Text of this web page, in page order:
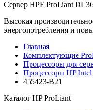
Сервер HPE ProLiant
Высокая
энергопотребления и
Главная
Комплектующие
Процессоры для
Процессоры HP Intel
455423-B21
Каталог HP ProLiant